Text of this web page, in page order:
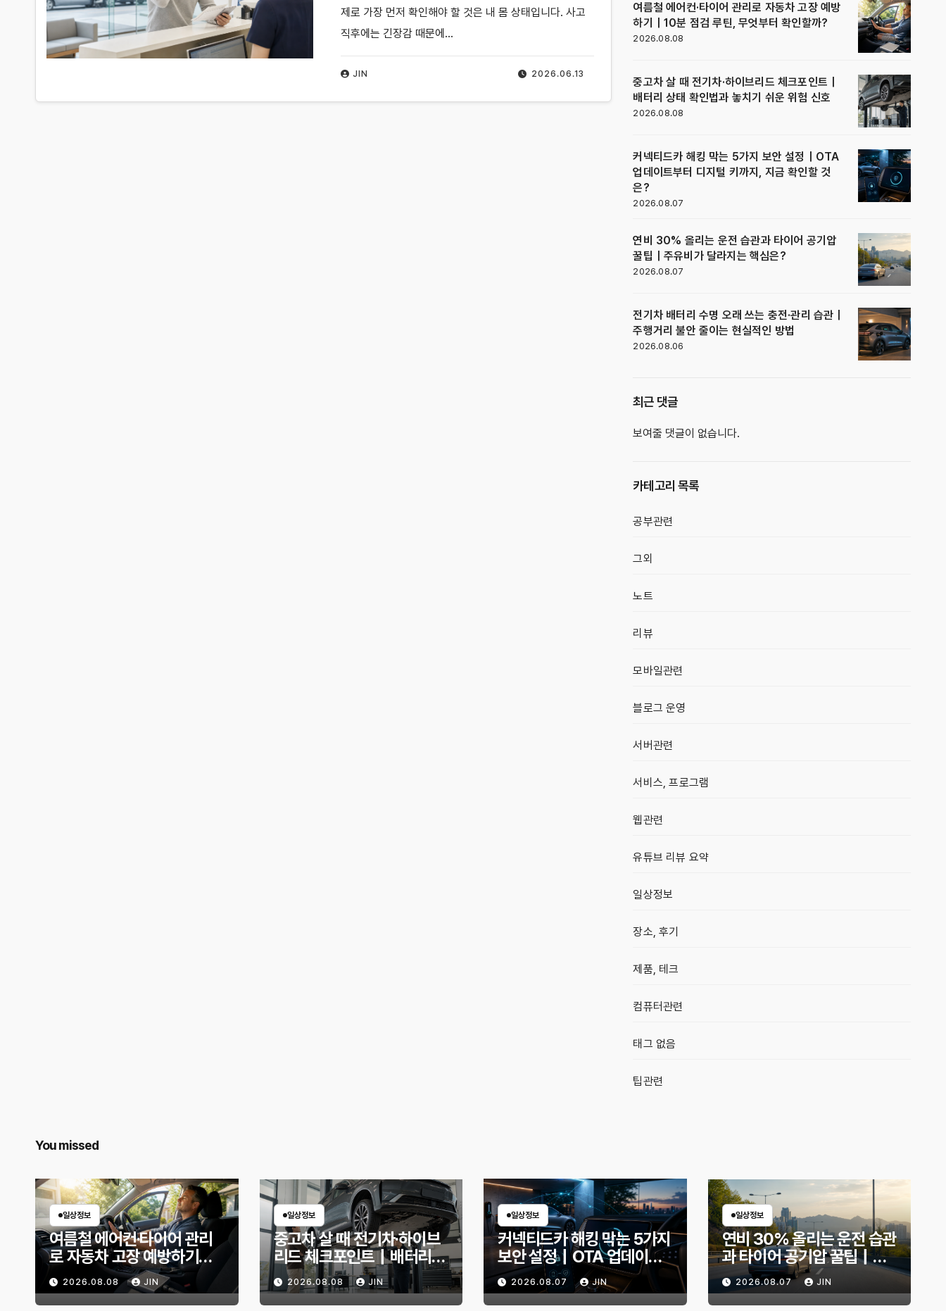
2026.06.13
JIN
제로 가장 먼저 확인해야 할 것은 내 몸 상태입니다. 사고
직후에는 긴장감 때문에…
여름철 에어컨·타이어 관리로 자동차 고장 예방
하기｜10분 점검 루틴, 무엇부터 확인할까?
2026.08.08
중고차 살 때 전기차·하이브리드 체크포인트｜
배터리 상태 확인법과 놓치기 쉬운 위험 신호
2026.08.08
커넥티드카 해킹 막는 5가지 보안 설정｜OTA
업데이트부터 디지털 키까지, 지금 확인할 것
은?
2026.08.07
연비 30% 올리는 운전 습관과 타이어 공기압
꿀팁｜주유비가 달라지는 핵심은?
2026.08.07
전기차 배터리 수명 오래 쓰는 충전·관리 습관｜
주행거리 불안 줄이는 현실적인 방법
2026.08.06
최근 댓글
보여줄 댓글이 없습니다.
카테고리 목록
공부관련
그외
노트
리뷰
모바일관련
블로그 운영
서버관련
서비스, 프로그램
웹관련
유튜브 리뷰 요약
일상정보
장소, 후기
제품, 테크
컴퓨터관련
태그 없음
팁관련
You missed
일상정보
여름철 에어컨·타이어 관리
로 자동차 고장 예방하기｜
10분 점검 루틴, 무엇부터 확
인할까?
2026.08.08 JIN
일상정보
중고차 살 때 전기차·하이브
리드 체크포인트｜배터리
상태 확인법과 놓치기 쉬운
위험 신호
2026.08.08 JIN
일상정보
커넥티드카 해킹 막는 5가지
보안 설정｜OTA 업데이트
부터 디지털 키까지, 지금 확
인할 것은?
2026.08.07 JIN
일상정보
연비 30% 올리는 운전 습관
과 타이어 공기압 꿀팁｜주
유비가 달라지는 핵심은?
2026.08.07 JIN